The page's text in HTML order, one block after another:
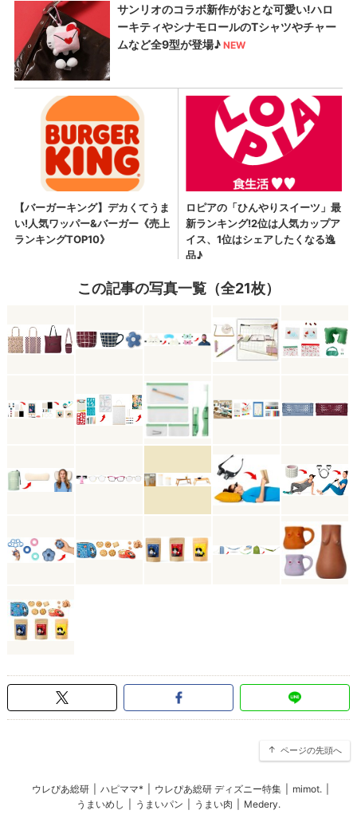
この記事の写真一覧（全21枚）
ページの先頭へ
ウレぴあ総研 ハピママ* ウレぴあ総研 ディズニー特集 mimot.
うまいめし
うまいパン うまい肉 Medery.